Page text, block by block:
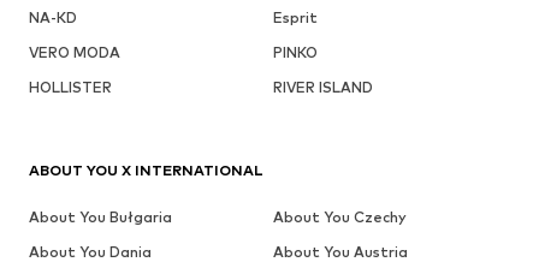
NA-KD
Esprit
VERO MODA
PINKO
HOLLISTER
RIVER ISLAND
ABOUT YOU X INTERNATIONAL
About You Bułgaria
About You Czechy
About You Dania
About You Austria